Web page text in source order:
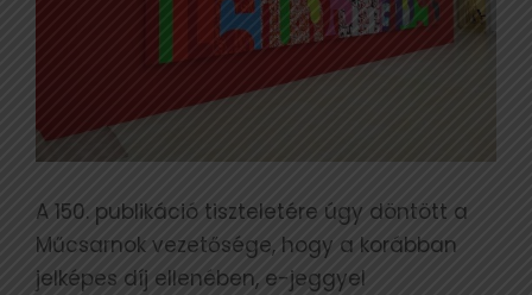
A 150. publikáció tiszteletére úgy döntött a
Műcsarnok vezetősége, hogy a korábban
jelképes díj ellenében, e-jeggyel